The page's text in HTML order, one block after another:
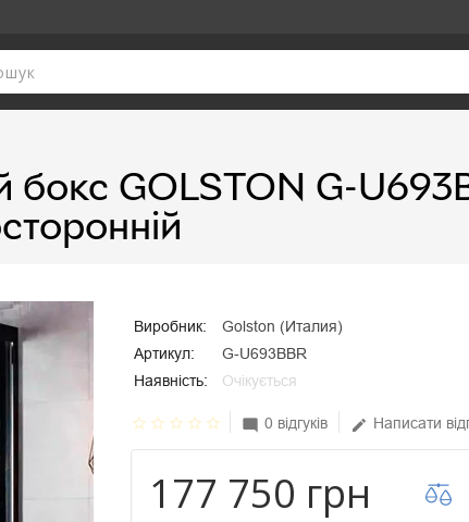
бокс GOLSTON G-
Виробник:
Golston (Италия)
Артикул:
G-U693BBR
Наявність:
Очікується
star_border star_border star_border star_border star_border mode_comment 0 відгуків edit Написати
177 750 грн